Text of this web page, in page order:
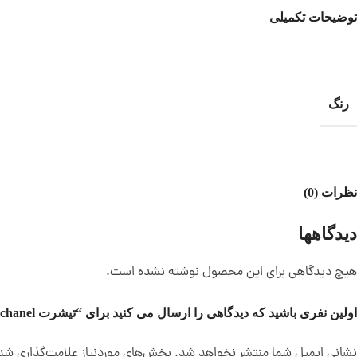
توضیحات تکمیلی
رنگ
نظرات (0)
دیدگاهها
هیچ دیدگاهی برای این محصول نوشته نشده است.
اولین نفری باشید که دیدگاهی را ارسال می کنید برای “تیشرت chanel کد 13569”